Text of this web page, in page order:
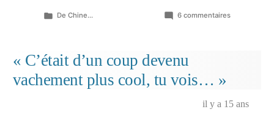
Publié
De Chine... 6 commentairessur
« C’était d’un coup devenu
vachement plus cool, tu vois… »
il y a 15 ans